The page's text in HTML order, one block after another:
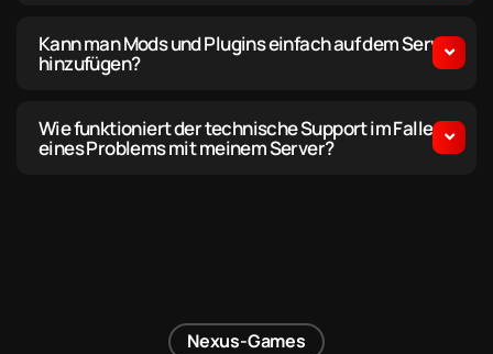
Kann man Mods und Plugins einfach auf dem Server
hinzufügen?
Wie funktioniert der technische Support im Falle
eines Problems mit meinem Server?
Nexus-Games